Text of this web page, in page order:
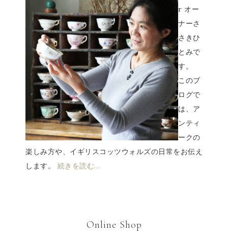
r オー
ナーさ
さきひ
とみで
す。
このブ
ログで
は、ア
ンティ
ークの
楽しみ方や、イギリスコッツウォルズの日常をお伝え
します。 続きを読む…
Online Shop